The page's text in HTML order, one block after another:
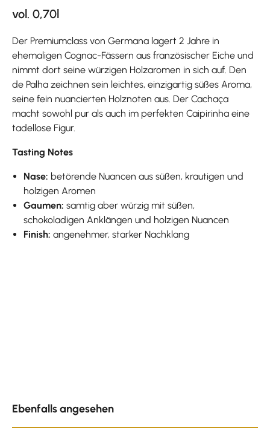
vol. 0,70l
Der Premiumclass von Germana lagert 2 Jahre in
ehemaligen Cognac-Fässern aus französischer Eiche und
nimmt dort seine würzigen Holzaromen in sich auf. Den
de Palha zeichnen sein leichtes, einzigartig süßes Aroma,
seine fein nuancierten Holznoten aus. Der Cachaça
macht sowohl pur als auch im perfekten Caipirinha eine
tadellose Figur.
Tasting Notes
Nase: betörende Nuancen aus süßen, krautigen und
holzigen Aromen
Gaumen: samtig aber würzig mit süßen,
schokoladigen Anklängen und holzigen Nuancen
Finish:angenehmer, starker Nachklang
Ebenfalls angesehen